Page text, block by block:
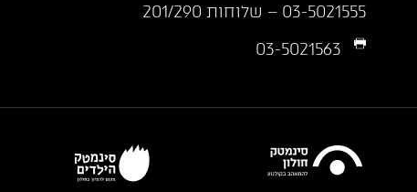
03-5021555 – שלוחות 201/290
03-5021563